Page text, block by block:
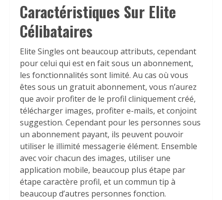
Caractéristiques Sur Elite
Célibataires
Elite Singles ont beaucoup attributs, cependant
pour celui qui est en fait sous un abonnement,
les fonctionnalités sont limité. Au cas où vous
êtes sous un gratuit abonnement, vous n’aurez
que avoir profiter de le profil cliniquement créé,
télécharger images, profiter e-mails, et conjoint
suggestion. Cependant pour les personnes sous
un abonnement payant, ils peuvent pouvoir
utiliser le illimité messagerie élément. Ensemble
avec voir chacun des images, utiliser une
application mobile, beaucoup plus étape par
étape caractère profil, et un commun tip à
beaucoup d’autres personnes fonction.